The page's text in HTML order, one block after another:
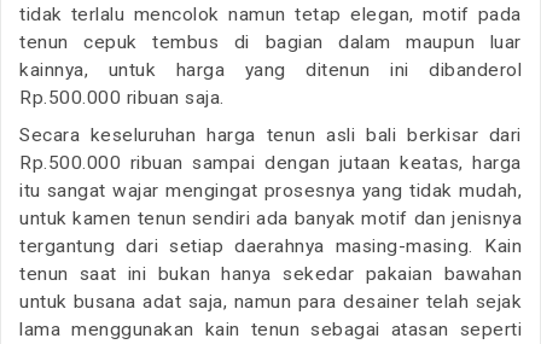
tidak terlalu mencolok namun tetap elegan, motif pada
tenun cepuk tembus di bagian dalam maupun luar
kainnya, untuk harga yang ditenun ini dibanderol
Rp.500.000 ribuan saja.
Secara keseluruhan harga tenun asli bali berkisar dari
Rp.500.000 ribuan sampai dengan jutaan keatas, harga
itu sangat wajar mengingat prosesnya yang tidak mudah,
untuk kamen tenun sendiri ada banyak motif dan jenisnya
tergantung dari setiap daerahnya masing-masing. Kain
tenun saat ini bukan hanya sekedar pakaian bawahan
untuk busana adat saja, namun para desainer telah sejak
lama menggunakan kain tenun sebagai atasan seperti